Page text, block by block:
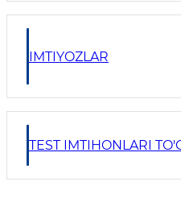
IMTIYOZLAR
TEST IMTIHONLARI